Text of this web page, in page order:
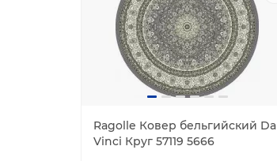
Ragolle Ковер бельгийский Da
Vinci Круг 57119 5666